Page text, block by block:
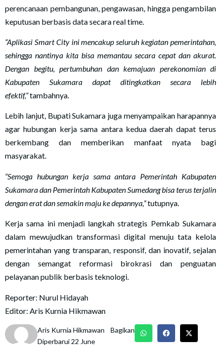
perencanaan pembangunan, pengawasan, hingga pengambilan
keputusan berbasis data secara real time.
“Aplikasi Smart City ini mencakup seluruh kegiatan pemerintahan,
sehingga nantinya kita bisa memantau secara cepat dan akurat.
Dengan begitu, pertumbuhan dan kemajuan perekonomian di
Kabupaten Sukamara dapat ditingkatkan secara lebih
efektif,”tambahnya.
Lebih lanjut, Bupati Sukamara juga menyampaikan harapannya
agar hubungan kerja sama antara kedua daerah dapat terus
berkembang dan memberikan manfaat nyata bagi
masyarakat.
“Semoga hubungan kerja sama antara Pemerintah Kabupaten
Sukamara dan Pemerintah Kabupaten Sumedang bisa terus terjalin
dengan erat dan semakin maju ke depannya,”tutupnya.
Kerja sama ini menjadi langkah strategis Pemkab Sukamara
dalam mewujudkan transformasi digital menuju tata kelola
pemerintahan yang transparan, responsif, dan inovatif, sejalan
dengan semangat reformasi birokrasi dan penguatan
pelayanan publik berbasis teknologi.
Reporter: Nurul Hidayah
Editor: Aris Kurnia Hikmawan
Aris Kurnia Hikmawan
Diperbarui 22 June
Bagikan